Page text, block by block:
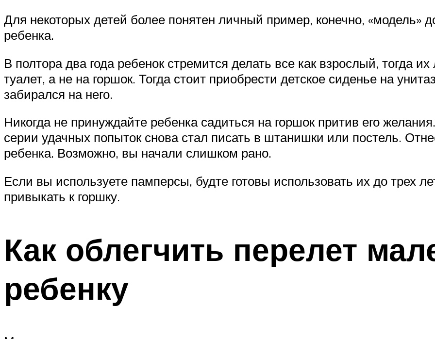
Для некоторых детей более понятен личный пример, конечно, «модель»
ребенка.
В полтора два года ребенок стремится делать все как взрослый, тогда
туалет, а не на горшок. Тогда стоит приобрести детское сиденье на
забирался на него.
Никогда не принуждайте ребенка садиться на горшок притив его
серии удачных попыток снова стал писать в штанишки или постель.
ребенка. Возможно, вы начали слишком рано.
Если вы используете памперсы, будте готовы использовать их до трех
привыкать к горшку.
Как облегчить перелет
ребенку